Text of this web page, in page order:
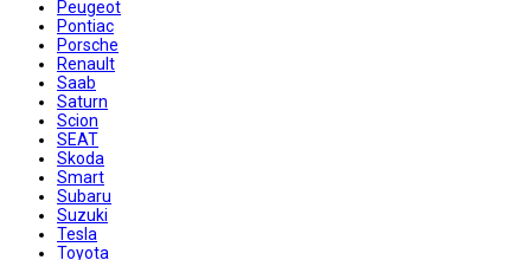
Peugeot
Pontiac
Porsche
Renault
Saab
Saturn
Scion
SEAT
Skoda
Smart
Subaru
Suzuki
Tesla
Toyota